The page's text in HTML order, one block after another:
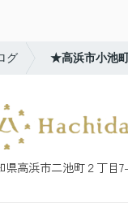
グ ★高浜市小池
県高浜市二池町２丁目